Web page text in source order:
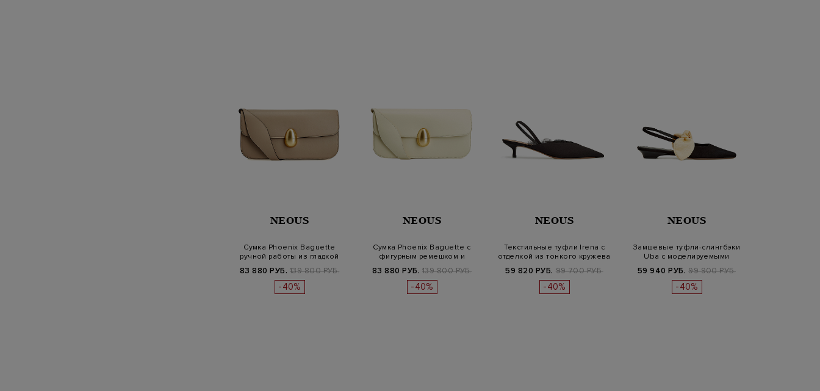
NEOUS
Сумка Phoenix Baguette
ручной работы из гладкой
кожи
83 880 РУБ. 139 800 РУБ.
-40%
NEOUS
Сумка Phoenix Baguette с
фигурным ремешком и
винтажным…
83 880 РУБ. 139 800 РУБ.
-40%
NEOUS
Текстильные туфли Irena с
отделкой из тонкого кружева
59 820 РУБ. 99 700 РУБ.
-40%
NEOUS
Замшевые туфли-слингбэки
Uba с моделируемыми
бантами
59 940 РУБ. 99 900 РУБ.
-40%